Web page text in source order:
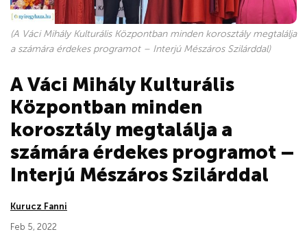
(A Váci Mihály Kulturális Központban minden korosztály megtalálja
a számára érdekes programot – Interjú Mészáros Szilárddal)
A Váci Mihály Kulturális
Központban minden
korosztály megtalálja a
számára érdekes programot –
Interjú Mészáros Szilárddal
Kurucz Fanni
Feb 5, 2022